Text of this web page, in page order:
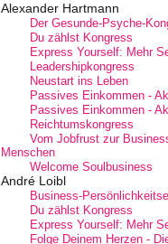
Alexander Hartmann
Der Gesunde-Psyche-
Du zählst Kongress
Express Yourself: Mehr
Leadershipkongress
Neustart ins Leben
Passives Einkommen -
Passives Einkommen -
Reichtumskongress
Vom Jobfrust zur
Menschen
Welcome Soulbusiness
André Loibl
Business-
Du zählst Kongress
Express Yourself: Mehr
Folge Deinem Herzen -